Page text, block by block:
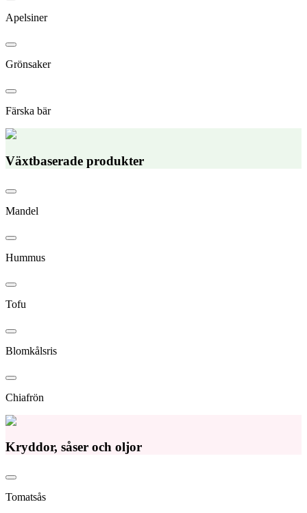
Apelsiner
Grönsaker
Färska bär
Växtbaserade produkter
Mandel
Hummus
Tofu
Blomkålsris
Chiafrön
Kryddor, såser och oljor
Tomatsås